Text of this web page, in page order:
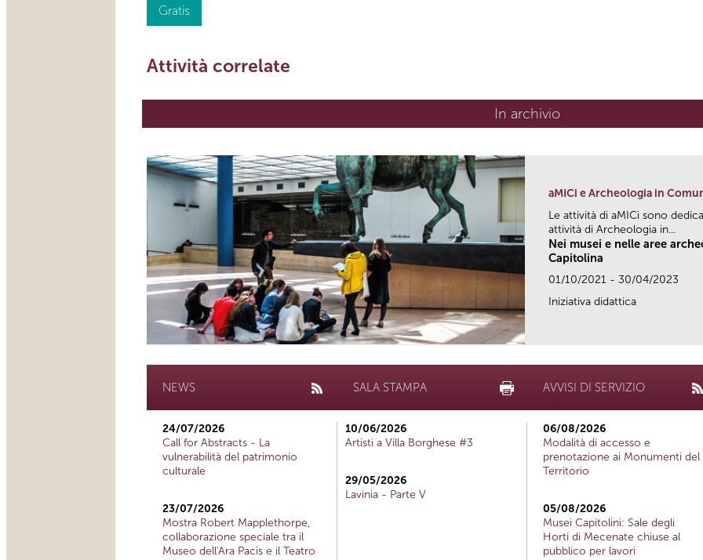
Gratis
Attività correlate
In archivio
aMICi e Archeologia in
Le attività di aMICi sono
attività di Archeologia in...
Nei musei e nelle aree
Capitolina
01/10/2021 - 30/04/2023
Iniziativa didattica
NEWS
24/07/2026
Call for Abstracts - La
vulnerabilità del patrimonio
culturale
23/07/2026
Mostra Robert Mapplethorpe,
collaborazione speciale tra il
Museo dell'Ara Pacis e il Teatro
SALA STAMPA
10/06/2026
Artisti a Villa Borghese #3
29/05/2026
Lavinia - Parte V
AVVISI DI SERVIZIO
06/08/2026
Modalità di accesso e
prenotazione ai Monumenti del
Territorio
05/08/2026
Musei Capitolini: Sale degli
Horti di Mecenate chiuse al
pubblico per lavori